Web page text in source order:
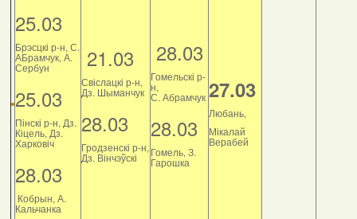
25.03
Брэсцкі р-н, С.
АБрамчук, А.
Сербун
25.03
Пінскі р-н, Дз.
Кіцель, Дз.
Харковіч
28.03
Кобрын, А.
Кальчанка
21.03
Свіслацкі р-н,
Дз. Шыманчук
28.03
Гродзенскі р-н,
Дз. Вінчэўскі
28.03
Гомельскі р-
н,
С. Абрамчук
28.03
Гомель, З.
Гарошка
27.03
Любань,
Мікалай
Верабей